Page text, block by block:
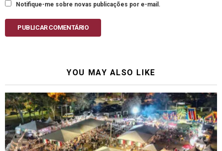
Notifique-me sobre novas publicações por e-mail.
PUBLICAR COMENTÁRIO
YOU MAY ALSO LIKE